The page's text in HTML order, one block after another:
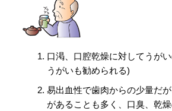
口渇、口腔乾燥に対してうが
うがいも勧められる)
易出血性で歯肉からの少量だ
があることも多く、口臭、乾